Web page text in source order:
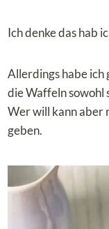
Ich denke das hab
Allerdings habe ich
die Waffeln sowohl
Wer will kann aber
geben.